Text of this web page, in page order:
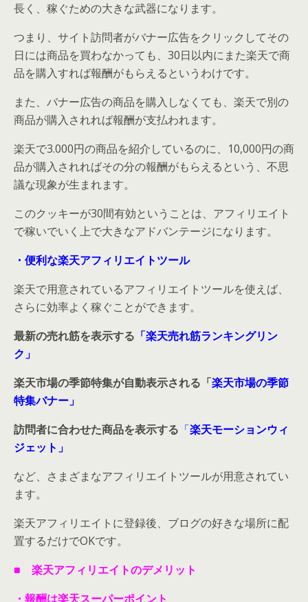
長く、稼ぐための大きな武器になります。
つまり、サイト訪問者がバナー広告をクリックしてその
日には商品を買わなかっても、30日以内にまた楽天で商
品を購入すれば報酬がもらえるというわけです。
また、バナー広告の商品を購入しなくても、楽天で別の
商品が購入されれば報酬が支払われます。
楽天で3.000円の商品を紹介しているのに、10,000円の商
品が購入されればその分の報酬がもらえるという、不思
議な現象が生まれます。
このクッキーが30間有効ということは、アフィリエイト
で稼いでいく上で大きなアドバンテージになります。
・便利な楽天アフィリエイトツール
楽天で用意されているアフィリエイトツールを使えば、
さらに効率よく稼ぐことができます。
最新の売れ筋を表示する 「楽天売れ筋ランキングリン
ク」
楽天市場の季節特集が自動表示される「楽天市場の季節
特集バナー」
訪問者に合わせた商品を表示する 「楽天モーションウィ
ジェット」
など、さまざまなアフィリエイトツールが用意されてい
ます。
楽天アフィリエイトに登録後、ブログの好きな場所に配
置するだけでOKです。
■ 楽天アフィリエイトのデメリット
・報酬は楽天スーパーポイント